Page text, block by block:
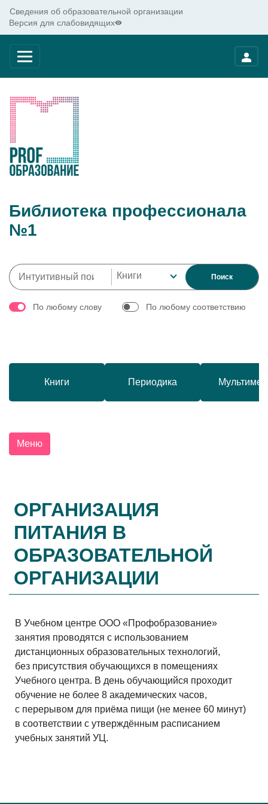
Сведения об образовательной организации
Версия для слабовидящих
Библиотека профессионала
№1
Книги Поиск
По любому слову По любому соответствию
Книги Периодика
Меню
ОРГАНИЗАЦИЯ
ПИТАНИЯ В
ОБРАЗОВАТЕЛЬНОЙ
ОРГАНИЗАЦИИ
В Учебном центре ООО «Профобразование»
занятия проводятся с использованием
дистанционных образовательных технологий,
без присутствия обучающихся в помещениях
Учебного центра. В день обучающийся проходит
обучение не более 8 академических часов,
с перерывом для приёма пищи (не менее 60 минут)
в соответствии с утверждённым расписанием
учебных занятий УЦ.